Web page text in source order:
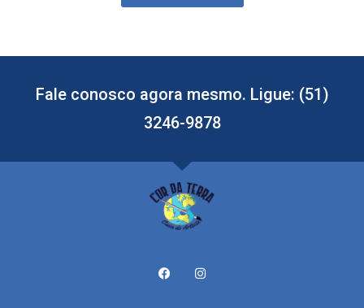
Fale conosco agora mesmo. Ligue: (51)
3246-9878